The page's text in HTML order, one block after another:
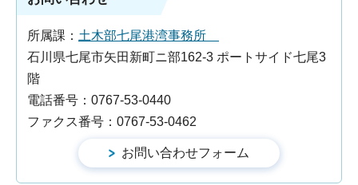
所属課： 土木部七尾港湾事務所
石川県七尾市矢田新町ニ部162-3 ポートサイド七尾3
階
電話番号：0767-53-0440
ファクス番号：0767-53-0462